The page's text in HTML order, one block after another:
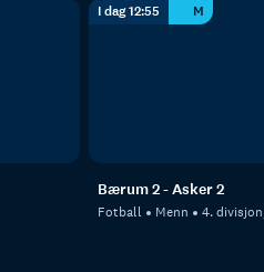
I dag 12:55 M
Bærum 2 - Asker 2
Fotball Menn 4.